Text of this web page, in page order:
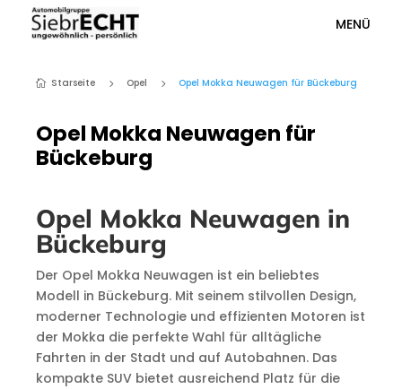
MENÜ
 Starseite 5 Opel 5 Opel Mokka Neuwagen für Bückeburg
Opel Mokka Neuwagen für
Bückeburg
Opel Mokka Neuwagen in
Bückeburg
Der Opel Mokka Neuwagen ist ein beliebtes
Modell in Bückeburg. Mit seinem stilvollen Design,
moderner Technologie und effizienten Motoren ist
der Mokka die perfekte Wahl für alltägliche
Fahrten in der Stadt und auf Autobahnen. Das
kompakte SUV bietet ausreichend Platz für die